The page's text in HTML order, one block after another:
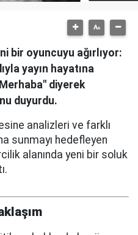
bir oyuncuyu ağırlıyor:
yayın hayatına
diyerek
duyurdu.
analizleri ve farklı
sunmayı hedefleyen
alanında yeni bir soluk